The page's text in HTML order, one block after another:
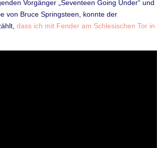
Vorgänger „Seventeen Going Under“ und
von Bruce Springsteen, konnte der
dass ich mit Fender am Schlesischen Tor in